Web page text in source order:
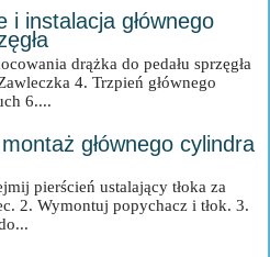
i instalacja głównego
drążka do pedału sprzęgła
4. Trzpień głównego
6....
głównego cylindra
pierścień ustalający tłoka za
2. Wymontuj popychacz i tłok. 3.